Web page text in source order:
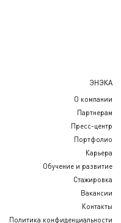
ЭНЭКА
О компании
Партнерам
Пресс-центр
Портфолио
Карьера
Обучение и развитие
Стажировка
Вакансии
Контакты
Политика конфиденциальности